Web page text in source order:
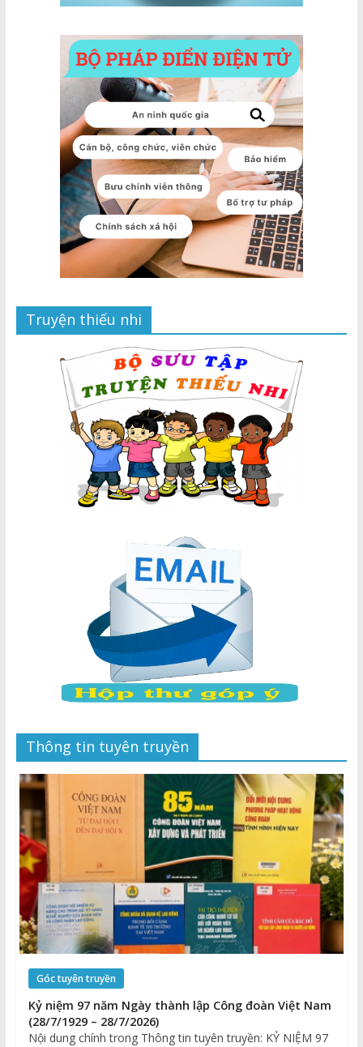
Truyện thiếu nhi
Thông tin tuyên truyền
Góc tuyên truyền
Kỷ niệm 97 năm Ngày thành lập Công đoàn Việt Nam
(28/7/1929 – 28/7/2026)
Nội dung chính trong Thông tin tuyên truyền: KỶ NIỆM 97